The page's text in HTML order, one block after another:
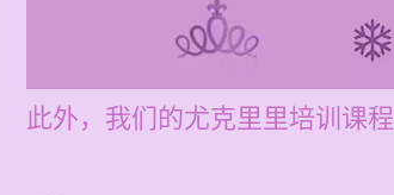
此外，我们的尤克里里培训课